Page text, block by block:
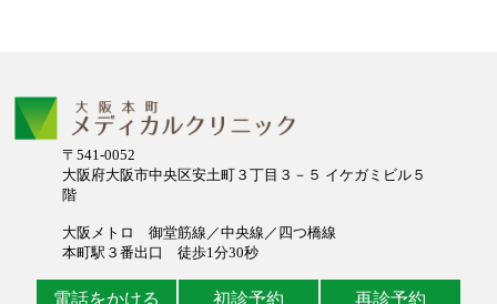
〒541-0052
大阪府大阪市中央区安土町３丁目３－５ イケガミビル５
階
大阪メトロ 御堂筋線／中央線／四つ橋線
本町駅３番出口 徒歩1分30秒
電話をかける 初診予約 再診予約